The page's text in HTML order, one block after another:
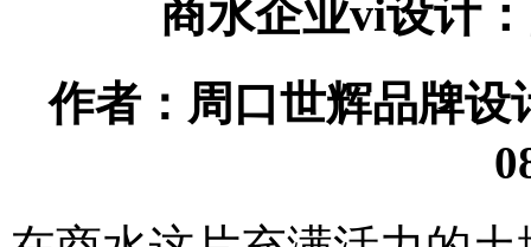
商水企业vi设计
作者：周口世辉品牌设